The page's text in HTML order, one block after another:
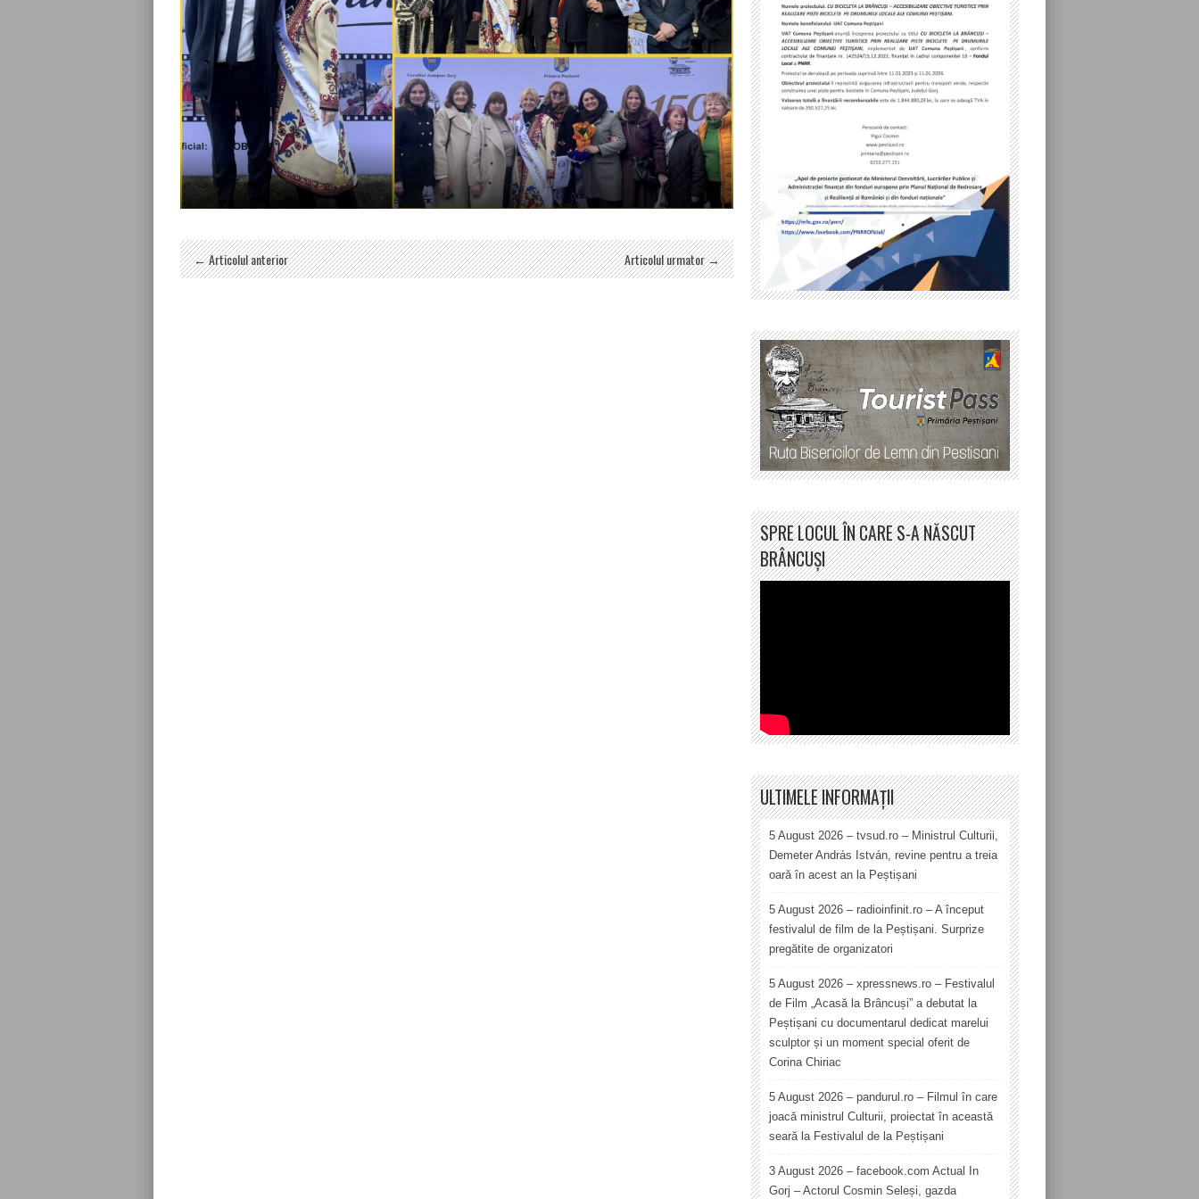
← Articolul anterior Articolul urmator →
SPRE LOCUL ÎN CARE S-A NĂSCUT
BRÂNCUȘI
ULTIMELE INFORMAȚII
5 August 2026 – tvsud.ro – Ministrul Culturii,
Demeter András István, revine pentru a treia
oară în acest an la Peștișani
5 August 2026 – radioinfinit.ro – A început
festivalul de film de la Peștișani. Surprize
pregătite de organizatori
5 August 2026 – xpressnews.ro – Festivalul
de Film „Acasă la Brâncuși” a debutat la
Peștișani cu documentarul dedicat marelui
sculptor și un moment special oferit de
Corina Chiriac
5 August 2026 – pandurul.ro – Filmul în care
joacă ministrul Culturii, proiectat în această
seară la Festivalul de la Peștișani
3 August 2026 – facebook.com Actual In
Gorj – Actorul Cosmin Seleși, gazda